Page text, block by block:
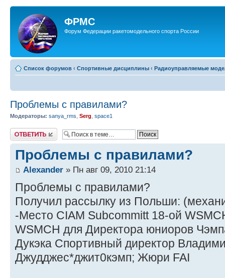
ФРМС
Форум Федерации ракетомодельного спорта России
Список форумов ‹ Спортивные дисциплины ‹ Радиоуправляемые
Проблемы с правилами?
Модераторы: sanya_rms Serg space1
Ответить
Проблемы с правилами?
Alexander » Пн авг 09, 2010 21:14
Проблемы с правилами?
Получил рассылку из Польши:
-Место CIAM Subcommitt 18-ой
WSMCH для Директора юниоров
Дукэка Спортивный директор
Джудджес*джит0кэмп; Жюри FAI